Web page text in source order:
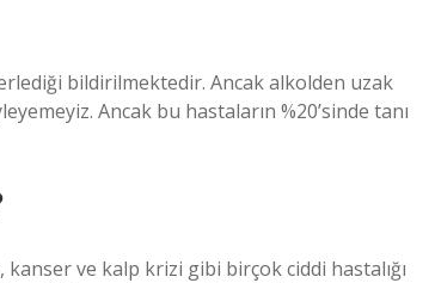
bildirilmektedir. Ancak alkolden uzak
Ancak bu hastaların %20’sinde tanı
ve kalp krizi gibi birçok ciddi hastalığı